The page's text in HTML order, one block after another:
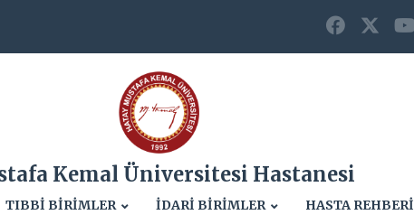
Kemal Üniversitesi Hastanesi
TIBBİ BİRİMLER İDARİ BİRİMLER HASTA REHBERİ